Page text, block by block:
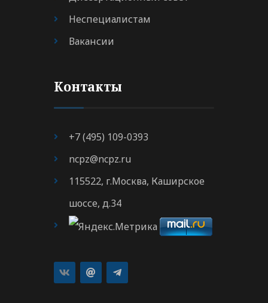
Неспециалистам
Вакансии
Контакты
+7 (495) 109-0393
ncpz@ncpz.ru
115522, г.Москва, Каширское
шоссе, д.34